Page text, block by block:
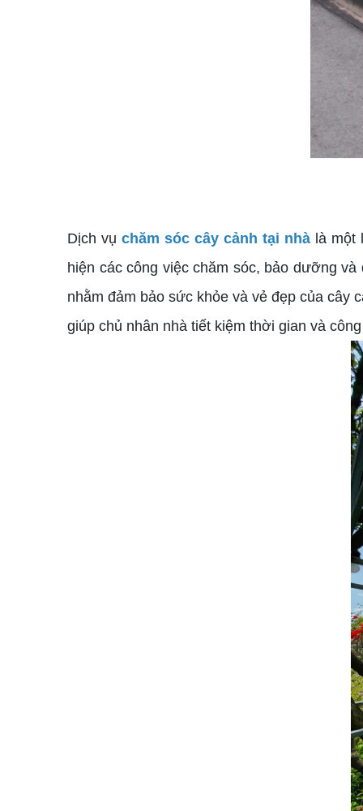
Dịch vụ chăm sóc cây cảnh tại nhà là một
hiện các công việc chăm sóc, bảo dưỡng
nhằm đảm bảo sức khỏe và vẻ đẹp của cây
giúp chủ nhân nhà tiết kiệm thời gian và